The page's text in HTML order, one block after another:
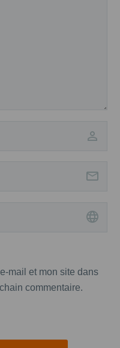
mail et mon site dans
commentaire.